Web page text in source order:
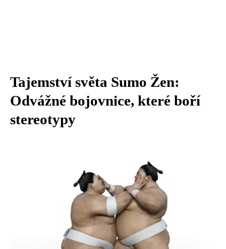
Tajemství světa Sumo Žen:
Odvážné bojovnice, které boří
stereotypy